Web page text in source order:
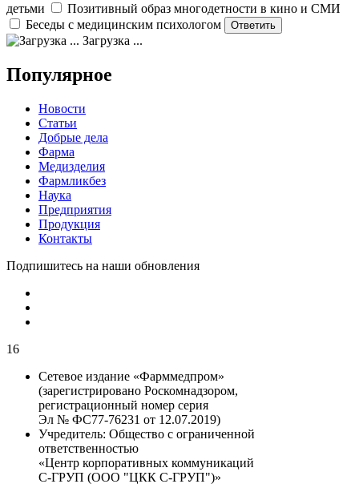
детьми
Позитивный образ многодетности в кино и СМИ
Беседы с медицинским психологом
Загрузка ...
Популярное
Новости
Статьи
Добрые дела
Фарма
Медизделия
Фармликбез
Наука
Предприятия
Продукция
Контакты
Подпишитесь на наши обновления
16
Сетевое издание «Фарммедпром»
(зарегистрировано Роскомнадзором,
регистрационный номер серия
Эл № ФС77-76231 от 12.07.2019)
Учредитель: Общество с ограниченной
ответственностью
«Центр корпоративных коммуникаций
С-ГРУП (ООО "ЦКК С-ГРУП")»